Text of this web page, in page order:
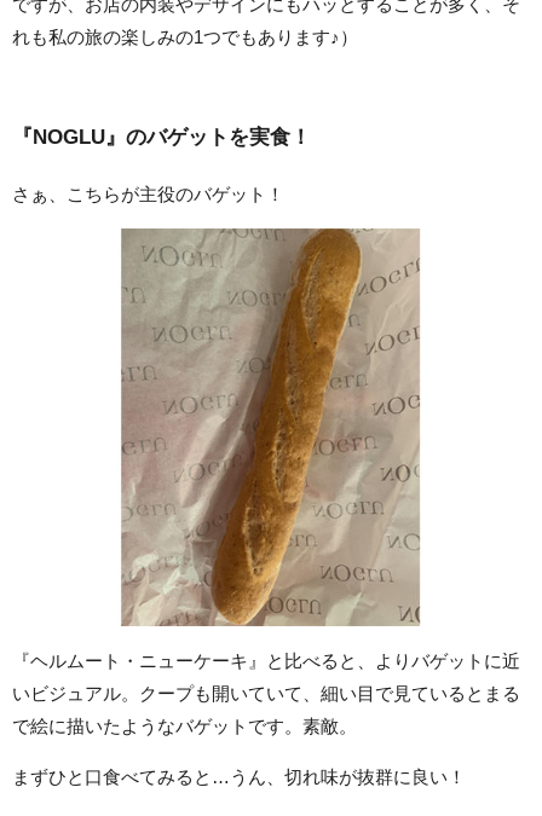
ですが、お店の内装やデザインにもハッとすることが多く、そ
れも私の旅の楽しみの1つでもあります♪）
『NOGLU』のバゲットを実食！
さぁ、こちらが主役のバゲット！
『ヘルムート・ニューケーキ』と比べると、よりバゲットに近
いビジュアル。クープも開いていて、細い目で見ているとまる
で絵に描いたようなバゲットです。素敵。
まずひと口食べてみると…うん、切れ味が抜群に良い！